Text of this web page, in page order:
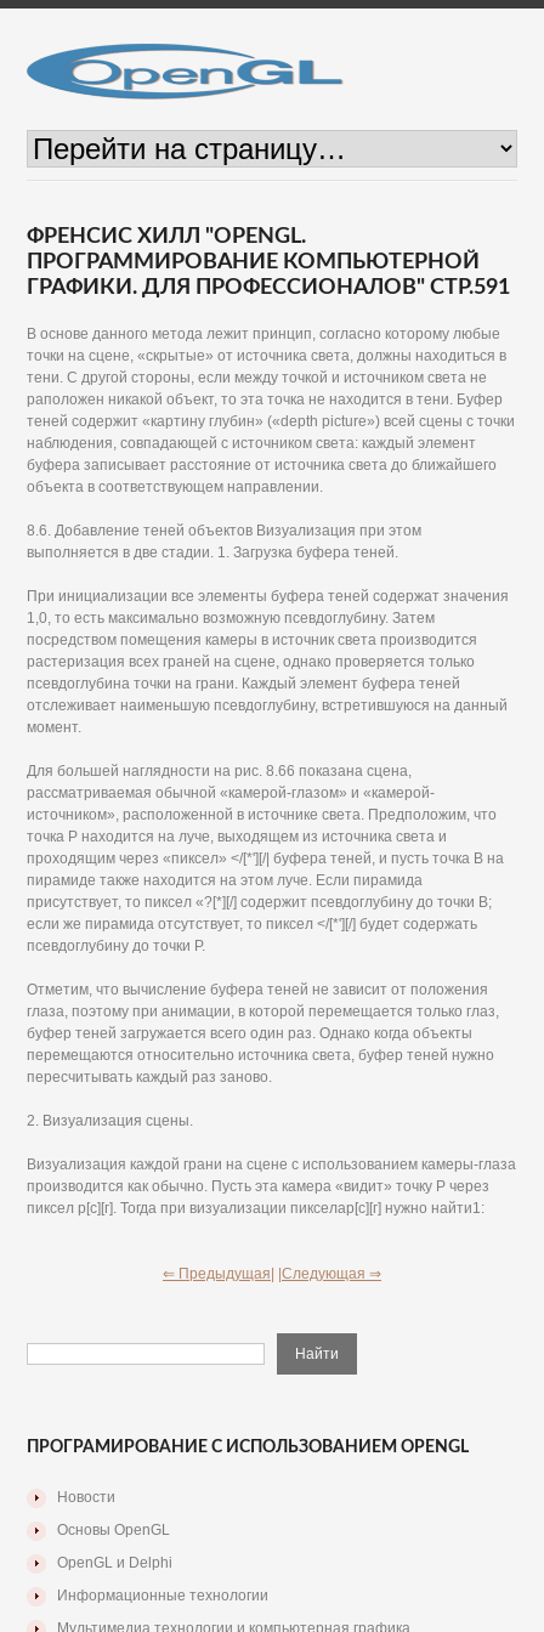
ФРЕНСИС ХИЛЛ "OPENGL.
ПРОГРАММИРОВАНИЕ КОМПЬЮТЕРНОЙ
ГРАФИКИ. ДЛЯ ПРОФЕССИОНАЛОВ" СТР.591
В основе данного метода лежит принцип, согласно которому любые
точки на сцене, «скрытые» от источника света, должны находиться в
тени. С другой стороны, если между точкой и источником света не
раположен никакой объект, то эта точка не находится в тени. Буфер
теней содержит «картину глубин» («depth picture») всей сцены с точки
наблюдения, совпадающей с источником света: каждый элемент
буфера записывает расстояние от источника света до ближайшего
объекта в соответствующем направлении.
8.6. Добавление теней объектов Визуализация при этом
выполняется в две стадии. 1. Загрузка буфера теней.
При инициализации все элементы буфера теней содержат значения
1,0, то есть максимально возможную псевдоглубину. Затем
посредством помещения камеры в источник света производится
растеризация всех граней на сцене, однако проверяется только
псевдоглубина точки на грани. Каждый элемент буфера теней
отслеживает наименьшую псевдоглубину, встретившуюся на данный
момент.
Для большей наглядности на рис. 8.66 показана сцена,
рассматриваемая обычной «камерой-глазом» и «камерой-
источником», расположенной в источнике света. Предположим, что
точка Р находится на луче, выходящем из источника света и
проходящим через «пиксел» </[*'][/| буфера теней, и пусть точка В на
пирамиде также находится на этом луче. Если пирамида
присутствует, то пиксел «?[*][/] содержит псевдоглубину до точки В;
если же пирамида отсутствует, то пиксел </[*'][/] будет содержать
псевдоглубину до точки Р.
Отметим, что вычисление буфера теней не зависит от положения
глаза, поэтому при анимации, в которой перемещается только глаз,
буфер теней загружается всего один раз. Однако когда объекты
перемещаются относительно источника света, буфер теней нужно
пересчитывать каждый раз заново.
2. Визуализация сцены.
Визуализация каждой грани на сцене с использованием камеры-глаза
производится как обычно. Пусть эта камера «видит» точку Р через
пиксел р[с][г]. Тогда при визуализации пикселар[с][г] нужно найти1:
⇐ Предыдущая| |Следующая ⇒
ПРОГРАМИРОВАНИЕ С ИСПОЛЬЗОВАНИЕМ OPENGL
Новости
Основы OpenGL
OpenGL и Delphi
Информационные технологии
Мультимедиа технологии и компьютерная графика